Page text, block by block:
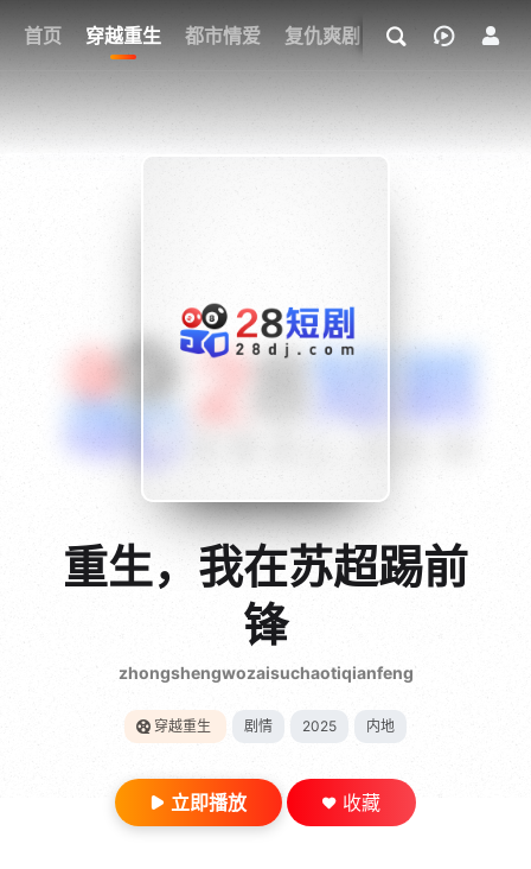
首页 穿越重生 都市情爱 复仇爽剧 玄幻武侠 奇幻
我的观影记录
{if condition="$obj.vod_points
28短剧
重生，我在苏超踢前
锋
zhongshengwozaisuchaotiqianfeng
穿越重生 剧情 2025 内地
立即播放 收藏